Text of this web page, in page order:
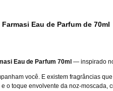
Eau de Parfum de 70ml
Eau de Parfum 70ml — inspirado
você. E existem fragrâncias
o toque envolvente da noz-